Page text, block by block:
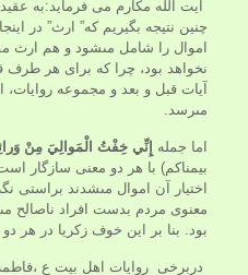
آیت الله مکارم می فرماید:به
چنين نتيجه بگيريم كه” ارث” در
اموال را شامل مى‏شود و هم ارث
نخواهد بود، چرا كه براى هر طرف
آيات قبل و بعد و مجموعه روايات،
مى‏رسد.
اما جمله إِنِّي خِفْتُ الْمَوالِيَ مِنْ
بيمناكم) با هر دو معنى سازگار
اختيار آن اموال مى‏شدند براستى
معنوى مردم بدست افراد ناصالح
بود. بنا بر اين خوف زكريا در هر
دربرخی روايات اهل بيت ع